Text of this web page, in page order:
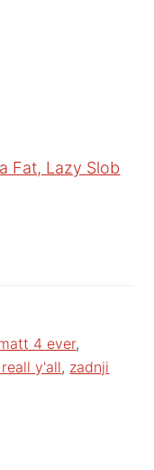
Fat, Lazy Slob
4 ever,
y'all, zadnji